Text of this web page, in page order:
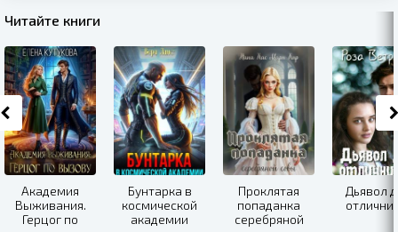
Читайте книги
Академия
Выживания.
Герцог по
Бунтарка в
космической
академии
Проклятая
попаданка
серебряной
Дьявол